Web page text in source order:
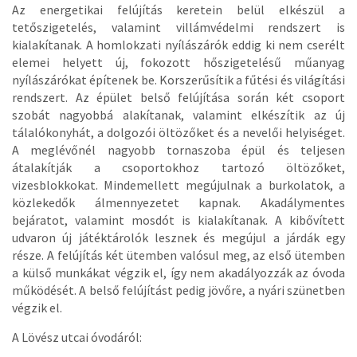
Az energetikai felújítás keretein belül elkészül a
tetőszigetelés, valamint villámvédelmi rendszert is
kialakítanak. A homlokzati nyílászárók eddig ki nem cserélt
elemei helyett új, fokozott hőszigetelésű műanyag
nyílászárókat építenek be. Korszerűsítik a fűtési és világítási
rendszert. Az épület belső felújítása során két csoport
szobát nagyobbá alakítanak, valamint elkészítik az új
tálalókonyhát, a dolgozói öltözőket és a nevelői helyiséget.
A meglévőnél nagyobb tornaszoba épül és teljesen
átalakítják a csoportokhoz tartozó öltözőket,
vizesblokkokat. Mindemellett megújulnak a burkolatok, a
közlekedők álmennyezetet kapnak. Akadálymentes
bejáratot, valamint mosdót is kialakítanak. A kibővített
udvaron új játéktárolók lesznek és megújul a járdák egy
része. A felújítás két ütemben valósul meg, az első ütemben
a külső munkákat végzik el, így nem akadályozzák az óvoda
működését. A belső felújítást pedig jövőre, a nyári szünetben
végzik el.
A Lövész utcai óvodáról: